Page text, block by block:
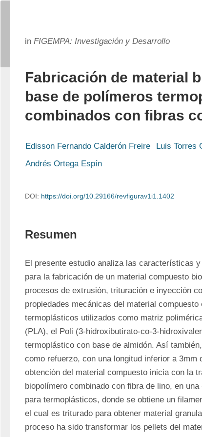
in FIGEMPA: Investigación y Desarrollo
Fabricación de material
base de polímeros
combinados con fibras
Edisson Fernando Calderón Freire
Luis Torres
Andrés Ortega Espín
DOI: https://doi.org/10.29166/revfigurav1i1.1402
Resumen
El presente estudio analiza las características
para la fabricación de un material compuesto
procesos de extrusión, trituración e inyección
propiedades mecánicas del material
termoplásticos utilizados como matriz
(PLA), el Poli (3-hidroxibutirato-co-3-
termoplástico con base de almidón. Así
como refuerzo, con una longitud inferior a 3mm
obtención del material compuesto inicia con la
biopolímero combinado con fibra de lino, en
para termoplásticos, donde se obtiene un
el cual es triturado para obtener material
proceso ha sido transformar los pellets del